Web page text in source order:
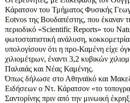
Κάρατσον του Τμήματος Φυσικής
Eotvos της Βουδαπέστης, που έκαναν
περιοδικό «Scientific Reports» του
φωτοστατιστική ανάλυση, κοκκομετρία
υπολογίσουν ότι η προ-Καμένη είχε
χιλιομέτρων, έναντι 3,2 κυβικών
Παλαιάς και Νέας Καμένης.
Όπως δήλωσε στο Αθηναϊκό και
Ειδήσεων ο Ντ. Κάρατσον «το
Σαντορίνης πριν από την μινωική